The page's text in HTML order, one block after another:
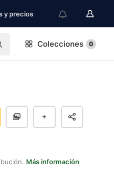
y precios
Colecciones 0
Más información